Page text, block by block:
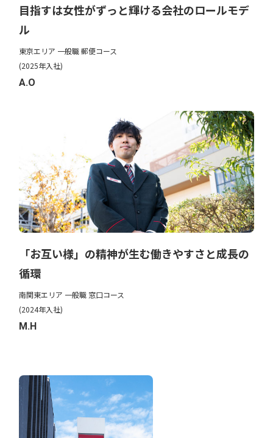
目指すは女性がずっと輝ける会社のロールモデ
ル
東京エリア 一般職 郵便コース
(2025年入社)
A.O
「お互い様」の精神が生む働きやすさと成長の
循環
南関東エリア 一般職 窓口コース
(2024年入社)
M.H